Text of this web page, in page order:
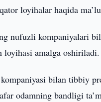
loyihalar haqida
nufuzli kompaniyalari
amalga
bilan tibbiy
odamning bandligi